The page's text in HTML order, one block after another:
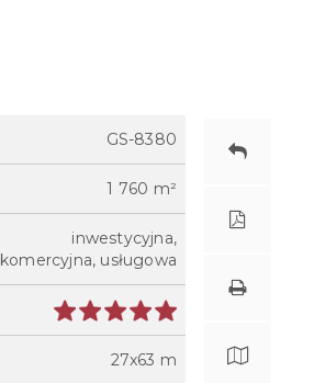
GS-8380
1 760 m²
inwestycyjna,
komercyjna, usługowa
27x63 m